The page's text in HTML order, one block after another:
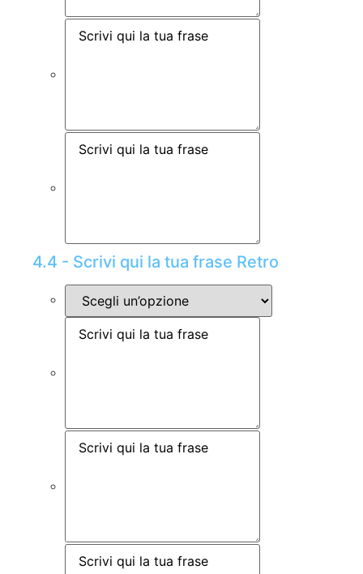
4.4 - Scrivi qui la tua frase Retro